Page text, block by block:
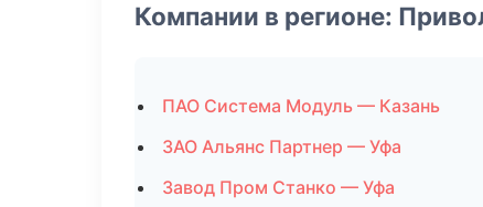
Компании в регионе:
ПАО Система Модуль — Казань
ЗАО Альянс Партнер — Уфа
Завод Пром Станко — Уфа